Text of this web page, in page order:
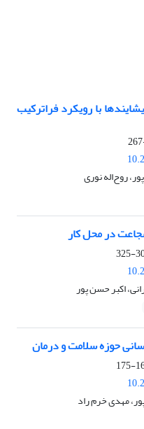
با رویکرد فراترکیب
روح‌اله نوری
در محل کار
اکبر حسن پور
حوزه سلامت و درمان
مهدی خرم راد